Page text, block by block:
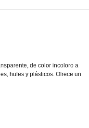
de color incoloro a
hules y plásticos. Ofrece un